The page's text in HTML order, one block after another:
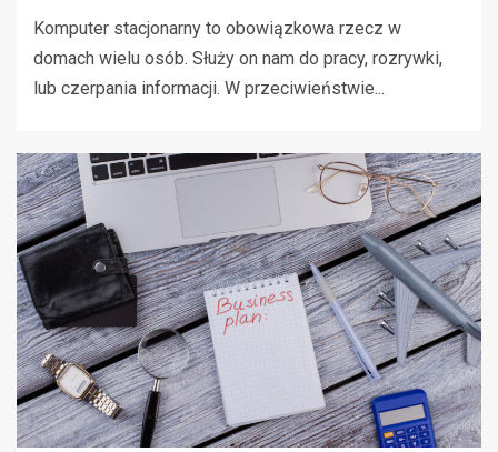
Komputer stacjonarny to obowiązkowa rzecz w
domach wielu osób. Służy on nam do pracy, rozrywki,
lub czerpania informacji. W przeciwieństwie...